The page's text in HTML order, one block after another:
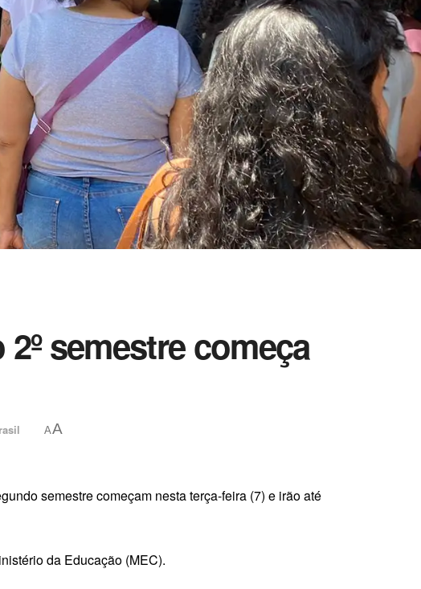
semestre começa
AA
semestre começam nesta terça-feira (7) e irão até
da Educação (MEC).